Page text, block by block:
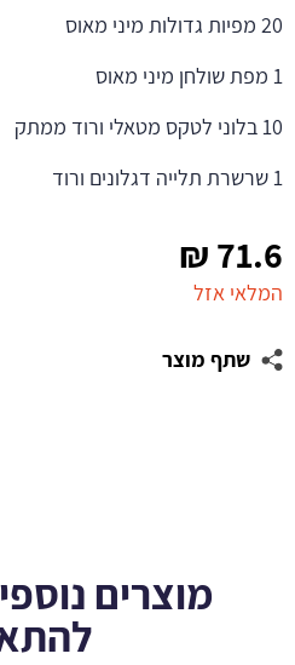
71.6
₪
המלאי אזל
שתף מוצר
20 מפיות גדולות מיני מאוס
1 מפת שולחן מיני מאוס
10 בלוני לטקס מטאלי ורוד ממתק
1 שרשרת תלייה דגלונים ורוד
מוצרים